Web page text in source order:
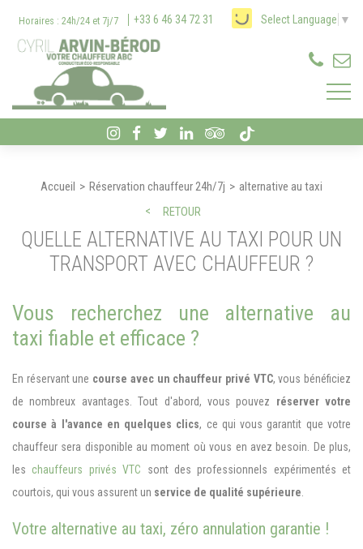
Horaires : 24h/24 et 7j/7 +33 6 46 34 72 31 Select Language ▼
Accueil Réservation chauffeur 24h/7j
alternative au taxi
RETOUR
QUELLE ALTERNATIVE AU TAXI POUR UN
TRANSPORT AVEC CHAUFFEUR ?
Vous recherchez une alternative au
taxi fiable et efficace ?
En réservant une course avec un chauffeur privé VTC, vous bénéficiez
de nombreux avantages. Tout d'abord, vous pouvez réserver votre
course à l'avance en quelques clics, ce qui vous garantit que votre
chauffeur sera disponible au moment où vous en avez besoin. De plus,
les chauffeurs privés VTC sont des professionnels expérimentés et
courtois, qui vous assurent un service de qualité supérieure
Votre alternative au taxi, zéro annulation garantie !